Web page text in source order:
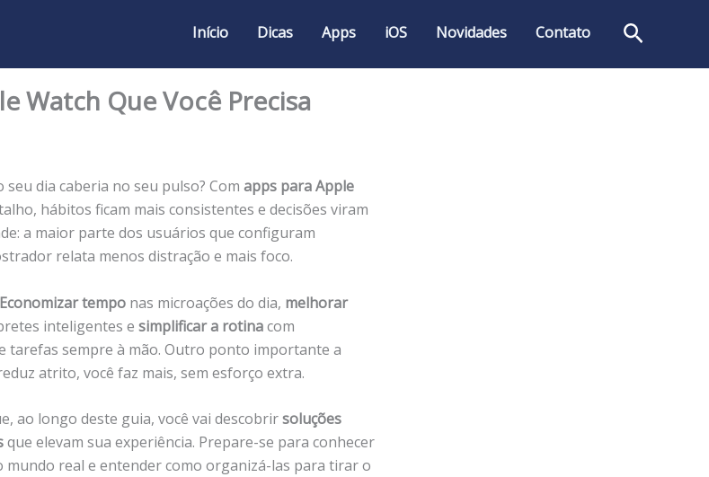
Início Dicas Apps iOS Novidades Contato
Watch Que Você Precisa
dia caberia no seu pulso? Com apps para Apple
hábitos ficam mais consistentes e decisões viram
a maior parte dos usuários que configuram
relata menos distração e mais foco.
Economizar tempo nas microações do dia, melhorar
inteligentes e simplificar a rotinacom
tarefas sempre à mão. Outro ponto importante a
atrito, você faz mais, sem esforço extra.
ao longo deste guia, você vai descobrirsoluções
que elevam sua experiência. Prepare-se para conhecer
mundo real e entender como organizá-las para tirar o